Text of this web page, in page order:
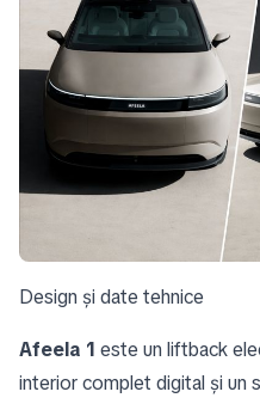
Design și date tehnice
Afeela 1 este un liftback
interior complet digital și un